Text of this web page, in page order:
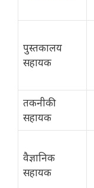
पुस्तकालय
सहायक
तकनीकी
सहायक
वैज्ञानिक
सहायक